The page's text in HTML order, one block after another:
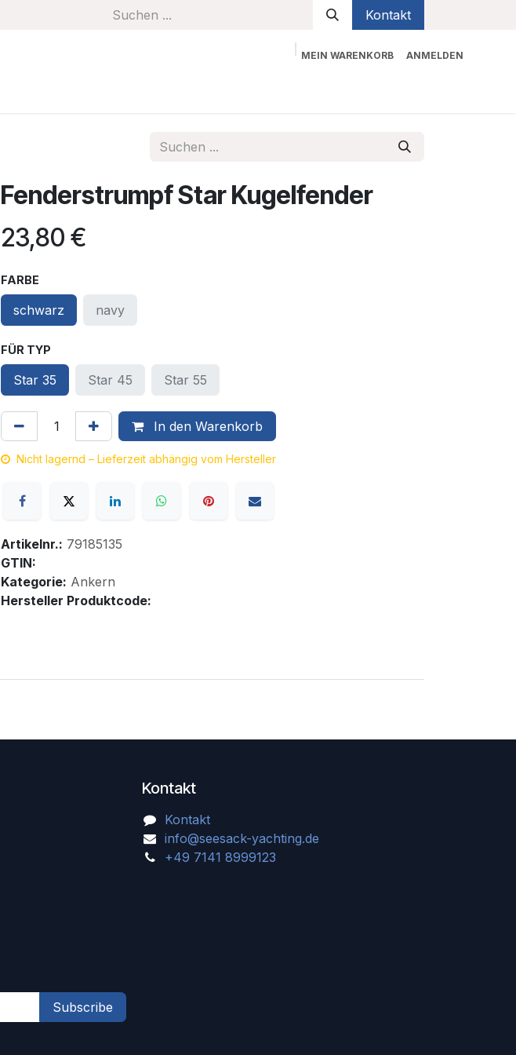
Kontakt
MEIN WARENKORB ANMELDEN
Fenderstrumpf Star Kugelfender
23,80 €
FARBE
schwarz navy
FÜR TYP
Star 35 Star 45 Star 55
In den Warenkorb
Nicht lagernd – Lieferzeit abhängig vom Hersteller
Artikelnr.: 79185135
GTIN:
Kategorie: Ankern
Hersteller Produktcode:
Kontakt
Kontakt
info@seesack-yachting.de
+49 7141 8999123
Subscribe